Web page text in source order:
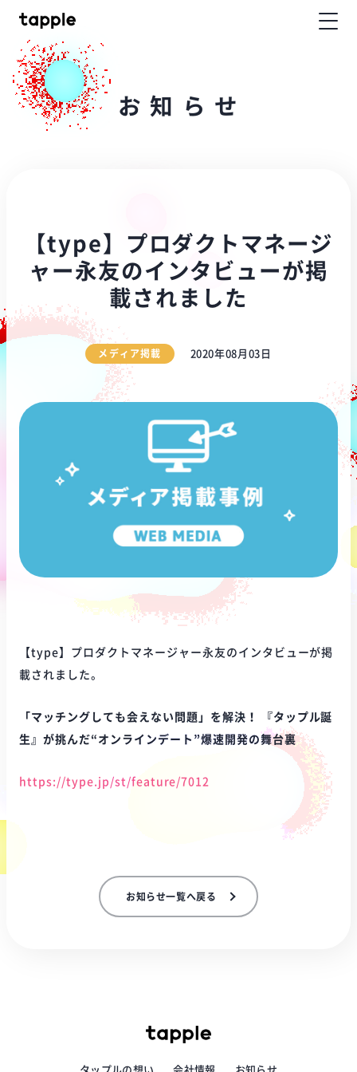
お 知 ら せ
【type】プロダクトマネージ
ャー永友のインタビューが掲
載されました
メディア掲載 2020年08月03日
【type】プロダクトマネージャー永友のインタビューが掲
載されました。
「マッチングしても会えない問題」を解決！ 『タップル誕
生』が挑んだ“オンラインデート”爆速開発の舞台裏
https://type.jp/st/feature/7012
お知らせ一覧へ戻る
タップルの想い 会社情報 お知らせ